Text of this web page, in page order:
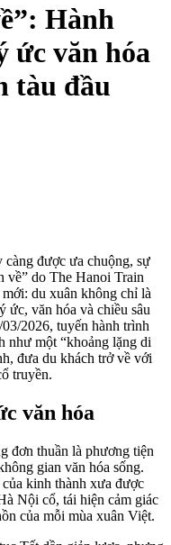
Hành
ức văn hóa
tàu đầu
được ưa chuộng, sự
về” do The Hanoi Train
du xuân không chỉ là
ức, văn hóa và chiều sâu
2026, tuyến hành trình
như một “khoảng lặng di
đưa du khách trở về với
truyền.
văn hóa
đơn thuần là phương tiện
gian văn hóa sống.
kinh thành xưa được
Nội cổ, tái hiện cảm giác
của mỗi mùa xuân Việt.